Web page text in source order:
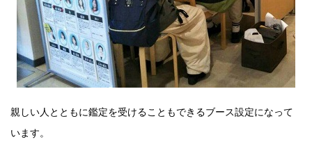
親しい人とともに鑑定を受けることもできるブース設定になって
います。